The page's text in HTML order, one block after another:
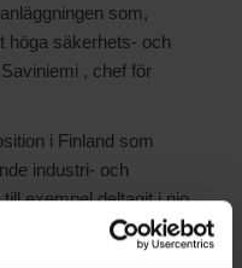
som,
höga säkerhets- och
, chef för
i Finland som
industri- och
exempel deltagit i nio
andra tekniskt
som kräver